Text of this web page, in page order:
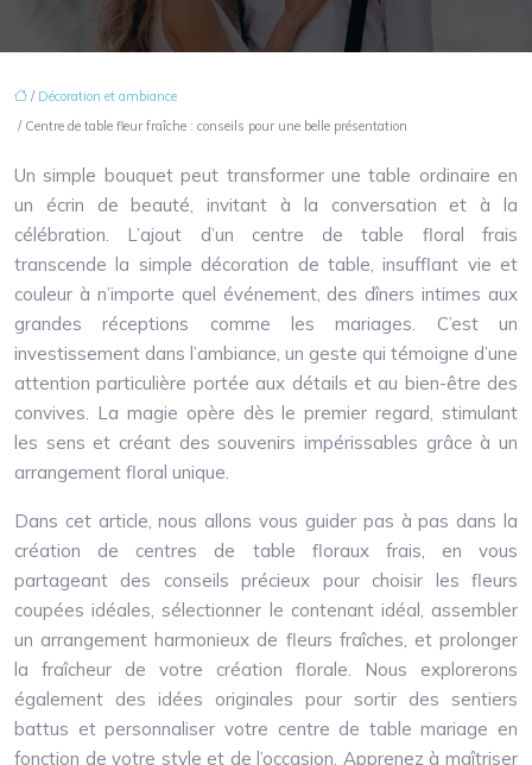
/ Décoration et ambiance
/ Centre de table fleur fraîche : conseils pour une belle présentation
Un simple bouquet peut transformer une table ordinaire en
un écrin de beauté, invitant à la conversation et à la
célébration. L’ajout d’un centre de table floral frais
transcende la simple décoration de table, insufflant vie et
couleur à n’importe quel événement, des dîners intimes aux
grandes réceptions comme les mariages. C’est un
investissement dans l’ambiance, un geste qui témoigne d’une
attention particulière portée aux détails et au bien-être des
convives. La magie opère dès le premier regard, stimulant
les sens et créant des souvenirs impérissables grâce à un
arrangement floral unique.
Dans cet article, nous allons vous guider pas à pas dans la
création de centres de table floraux frais, en vous
partageant des conseils précieux pour choisir les fleurs
coupées idéales, sélectionner le contenant idéal, assembler
un arrangement harmonieux de fleurs fraîches, et prolonger
la fraîcheur de votre création florale. Nous explorerons
également des idées originales pour sortir des sentiers
battus et personnaliser votre centre de table mariage en
fonction de votre style et de l’occasion. Apprenez à maîtriser